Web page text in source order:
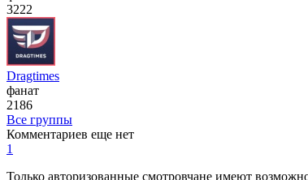
3222
Dragtimes
фанат
2186
Все группы
Комментариев еще нет
1
Только авторизованные смотровчане имеют